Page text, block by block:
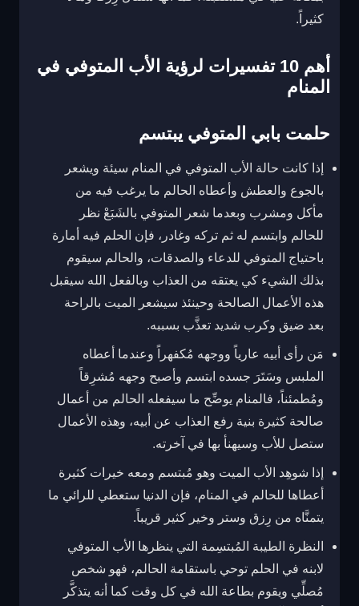
كثيراً.
أهم 10 تفسيرات لرؤية الأب المتوفي في
المنام
حلمت بابي المتوفي يبتسم
إذا كانت حالة الأب المتوفي في المنام سيئة ويشعر
بالجوع والعطش وأعطاه الحالم ما يرغب فيه من
مأكل ومشرب وبعدما شعر المتوفي بالشَبَعْ نظر
للحالم وابتسم له ثم تركه وغادر، فإن الحلم فيه أمارة
باحتياج المتوفي للدعاء والصدقات، والحالم سيقوم
بذلك الشيء كي يعتقه من العذاب وبالفعل الله سيقبل
هذه الأعمال الصالحة وحينئذ سيشعر الميت بالراحة
بعد ضيق وكرب شديد تعذَّب بسببه.
مَن رأى أبيه عارياً ووجهه مُكفهراً وعندما أعطاه
الملبس وسَتَرَ جسده ابتسم وأصبح وجهه مُشرِقاً
ومُطمئناً، فالمنام يوضِّح ما سيفعله الحالم من أعمال
صالحة كثيرة بنية رفع العذاب عن أبيه، وهذه الأعمال
ستصل للأب وسيهنأ بها في آخرته.
إذا شوهِد الأب الميت وهو مُبتسم ومعه خيرات كثيرة
أعطاها للحالم في المنام، فإن الدنيا ستعطي للرائي ما
يتمنَّاه من رِزق وستر وخير كثير قريباً.
النظرة الطيبة المُبتسِمة التي ينظرها الأب المتوفي
لابنه في الحلم توحي باستقامة الحالم، فهو شخص
مُصلِّي ويقوم بطاعة الله في كل وقت كما أنه يتذكَّر